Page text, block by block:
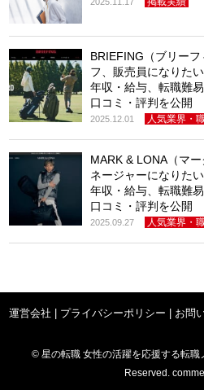
BRIEFING（ブリー
フ、販売員になりた
年収・給与、転職難
口コミ・評判を公開
2025.12.01 人気業界・
MARK & LONA（マ
ネージャーになりた
年収・給与、転職難
口コミ・評判を公開
2025.09.27 人気業界・
運営会社 プライバシーポリシー お問
© 星の転職 女性の活躍を応援する転
Reserved.